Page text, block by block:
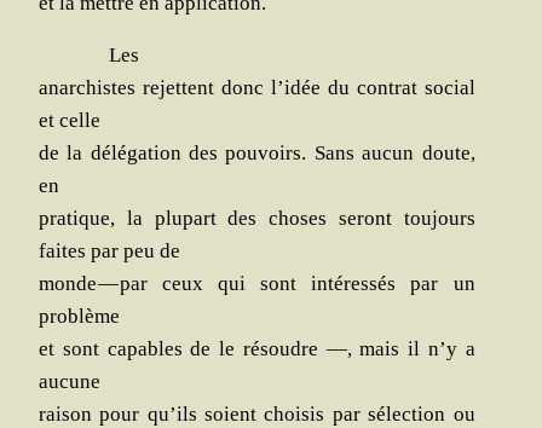
Les
anar­chistes rejettent donc l’idée du contrat social
et celle
de la délé­ga­tion des pou­voirs. Sans aucun doute,
en
pra­tique, la plu­part des choses seront tou­jours
faites par peu de
monde — par ceux qui sont inté­res­sés par un
problème
et sont capables de le résoudre —, mais il n’y a
aucune
rai­son pour qu’ils soient choi­sis par sélec­tion ou